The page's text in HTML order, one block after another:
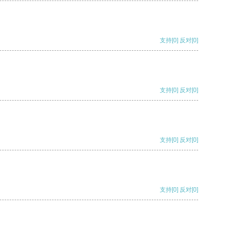
支持[0] 反对[0]
支持[0] 反对[0]
支持[0] 反对[0]
支持[0] 反对[0]